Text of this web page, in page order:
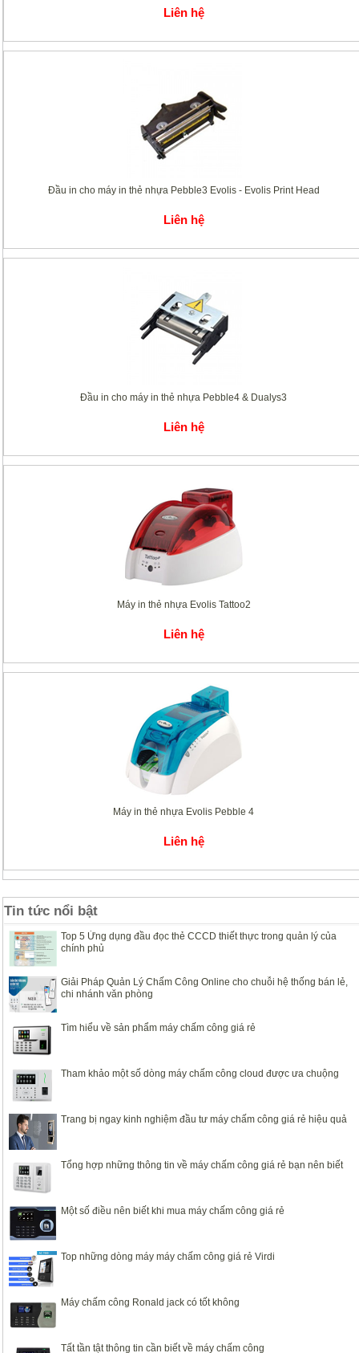
Tin tức nổi bật
Top 5 Ứng dụng đầu đọc thẻ CCCD thiết thực trong quản lý của
chính phủ
Giải Pháp Quản Lý Chấm Công Online cho chuỗi hệ thống bán lẻ,
chi nhánh văn phòng
Tìm hiểu về sản phẩm máy chấm công giá rẻ
Tham khảo một số dòng máy chấm công cloud được ưa chuộng
Trang bị ngay kinh nghiệm đầu tư máy chấm công giá rẻ hiệu quả
Tổng hợp những thông tin về máy chấm công giá rẻ bạn nên biết
Một số điều nên biết khi mua máy chấm công giá rẻ
Top những dòng máy máy chấm công giá rẻ Virdi
Máy chấm công Ronald jack có tốt không
Tất tần tật thông tin cần biết về máy chấm công
Liên hệ
Đầu in cho máy in thẻ nhựa Pebble3 Evolis - Evolis Print Head
Liên hệ
Đầu in cho máy in thẻ nhựa Pebble4 & Dualys3
Liên hệ
Máy in thẻ nhựa Evolis Tattoo2
Liên hệ
Máy in thẻ nhựa Evolis Pebble 4
Liên hệ